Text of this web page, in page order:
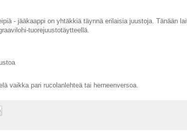
- jääkaappi on yhtäkkiä täynnä erilaisia juustoja. Tänään
tuorejuustotäytteellä.
vaikka pari rucolanlehteä tai herneenversoa.